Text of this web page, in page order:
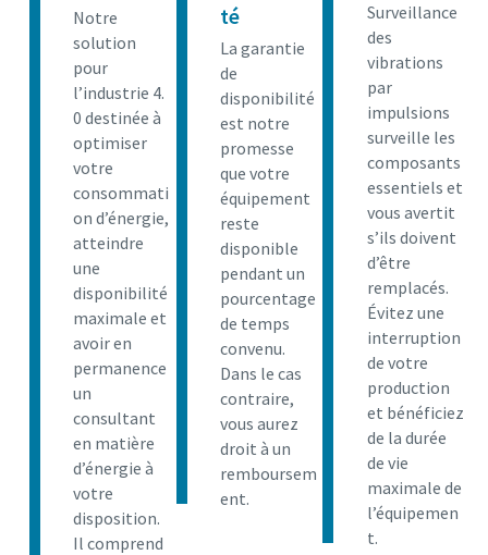
Notre
solution
pour
l’industrie 4.
0 destinée à
optimiser
votre
consommati
on d’énergie,
atteindre
une
disponibilité
maximale et
avoir en
permanence
un
consultant
en matière
d’énergie à
votre
disposition.
Il comprend
té
La garantie
de
disponibilité
est notre
promesse
que votre
équipement
reste
disponible
pendant un
pourcentage
de temps
convenu.
Dans le cas
contraire,
vous aurez
droit à un
remboursem
ent.
Surveillance
des
vibrations
par
impulsions
surveille les
composants
essentiels et
vous avertit
s’ils doivent
d’être
remplacés.
Évitez une
interruption
de votre
production
et bénéficiez
de la durée
de vie
maximale de
l’équipemen
t.